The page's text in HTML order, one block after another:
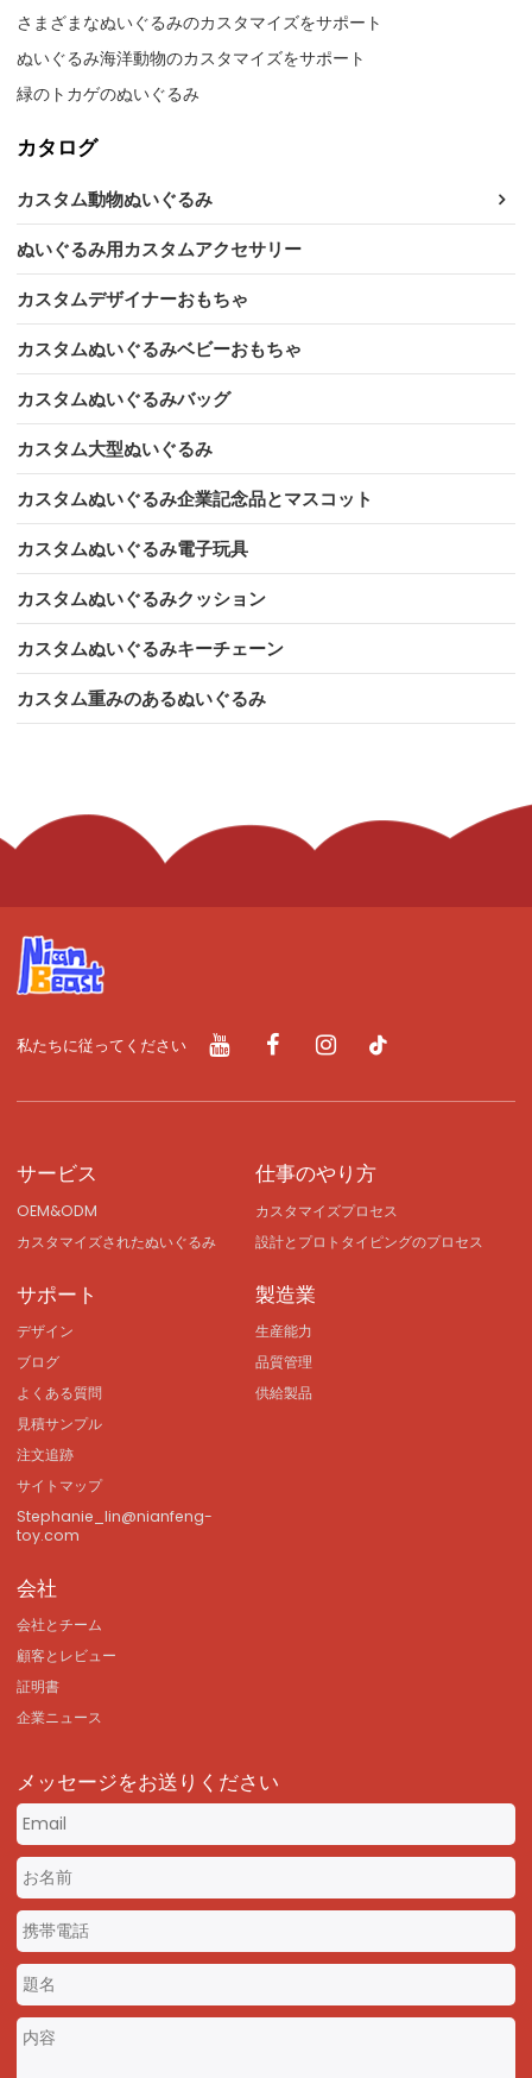
さまざまなぬいぐるみのカスタマイズをサポート
ぬいぐるみ海洋動物のカスタマイズをサポート
緑のトカゲのぬいぐるみ
カタログ
カスタム動物ぬいぐるみ
ぬいぐるみ用カスタムアクセサリー
カスタムデザイナーおもちゃ
カスタムぬいぐるみベビーおもちゃ
カスタムぬいぐるみバッグ
カスタム大型ぬいぐるみ
カスタムぬいぐるみ企業記念品とマスコット
カスタムぬいぐるみ電子玩具
カスタムぬいぐるみクッション
カスタムぬいぐるみキーチェーン
カスタム重みのあるぬいぐるみ
私たちに従ってください
サービス
OEM&ODM
カスタマイズされたぬいぐるみ
仕事のやり方
カスタマイズプロセス
設計とプロトタイピングのプロセス
サポート
デザイン
ブログ
よくある質問
見積サンプル
注文追跡
サイトマップ
Stephanie_lin@nianfeng-
toy.com
製造業
生産能力
品質管理
供給製品
会社
会社とチーム
顧客とレビュー
証明書
企業ニュース
メッセージをお送りください